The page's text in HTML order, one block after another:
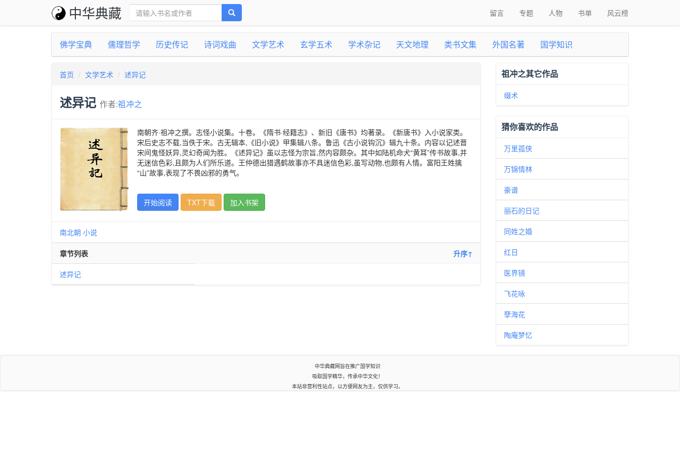
中华典藏 留言 专题 人物 书单 风云榜
佛学宝典 儒理哲学 历史传记 诗词戏曲 文学艺术 玄学五术 学术杂记 天文地理 类书文集 外国名著 国学知识
首页 文学艺术 述异记
述异记 作者:祖冲之
南朝齐·祖冲之撰。志怪小说集。十卷。《隋书·经籍志》、新旧《唐书》均著录。《新唐书》入小说家类。
宋后史志不载,当佚于宋。古无辑本,《旧小说》甲集辑八条。鲁迅《古小说钩沉》辑九十条。内容以记述晋
宋间鬼怪妖异,灵幻奇闻为胜。《述异记》虽以志怪为宗旨,然内容颇杂。其中如陆机命犬“黄耳”传书故事,并
无迷信色彩,且颇为人们所乐道。王仲德出猎遇鹤故事亦不具迷信色彩,虽写动物,也颇有人情。富阳王姓擒
“山”故事,表现了不畏凶邪的勇气。
开始阅读 TXT下载 加入书架
南北朝 小说
章节列表 升序↑
述异记
祖冲之其它作品
缀术
猜你喜欢的作品
万里孤侠
万锦情林
豪谱
丽石的日记
同姓之婚
红日
医界镜
飞花咏
孽海花
陶庵梦忆
中华典藏网旨在推广国学知识
吸取国学精华，传承中华文化！
本站非营利性站点，以方便网友为主，仅供学习。